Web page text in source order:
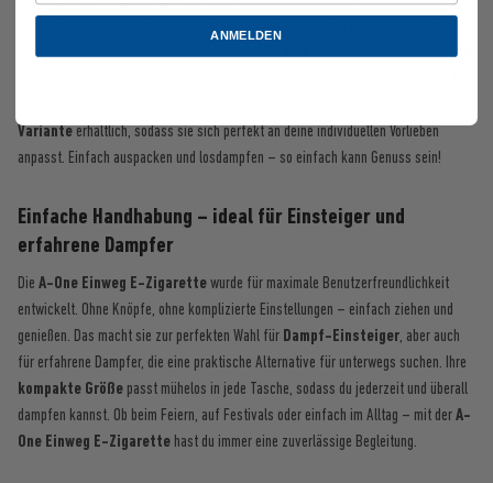
zwischendurch. Dank des leistungsstarken 400 mAh Akkus
600
Varianteerhältlich, sodass sie sich perfekt an deine individuellen Vorlieben
anpasst. Einfach auspacken und losdampfen – so einfach kann Genuss sein!
Einfache Handhabung – ideal für Einsteiger und
erfahrene Dampfer
Die A-One Einweg E-Zigarettewurde für maximale Benutzerfreundlichkeit
entwickelt. Ohne Knöpfe, ohne komplizierte Einstellungen – einfach ziehen und
genießen. Das macht sie zur perfekten Wahl für Dampf-Einsteiger , aber auch
für erfahrene Dampfer, die eine praktische Alternative für unterwegs suchen. Ihre
kompakte Größe passt mühelos in jede Tasche, sodass du jederzeit und überall
dampfen kannst. Ob beim Feiern, auf Festivals oder einfach im Alltag – mit derA-
One Einweg E-Zigarette hast du immer eine zuverlässige Begleitung.
ANMELDEN